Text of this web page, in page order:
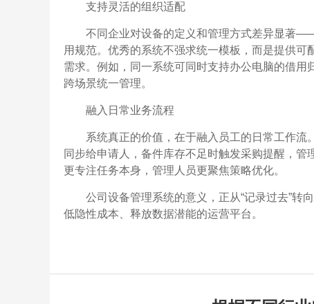
支持灵活的组织适配
不同企业对设备的定义和管理方式差异显著
用规范。优秀的系统不强求统一模板，而是提供
需求。例如，同一系统可同时支持办公电脑的借
跨场景统一管理。
融入日常业务流程
系统真正的价值，在于融入员工的日常工作
同步给申请人，备件库存不足时触发采购提醒，管
更专注任务本身，管理人员更聚焦策略优化。
公司设备管理系统的意义，正从“记录过去”转
低隐性成本、释放数据潜能的运营平台。